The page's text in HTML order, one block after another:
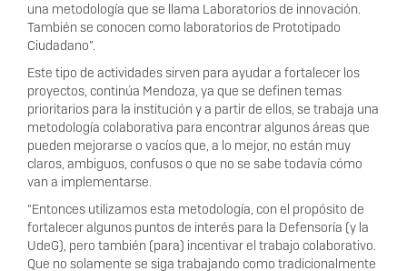
una metodología que se llama Laboratorios de innovación.
También se conocen como laboratorios de Prototipado
Ciudadano”.
Este tipo de actividades sirven para ayudar a fortalecer los
proyectos, continúa Mendoza, ya que se definen temas
prioritarios para la institución y a partir de ellos, se trabaja una
metodología colaborativa para encontrar algunos áreas que
pueden mejorarse o vacíos que, a lo mejor, no están muy
claros, ambiguos, confusos o que no se sabe todavía cómo
van a implementarse.
“Entonces utilizamos esta metodología, con el propósito de
fortalecer algunos puntos de interés para la Defensoría (y la
UdeG), pero también (para) incentivar el trabajo colaborativo.
Que no solamente se siga trabajando como tradicionalmente